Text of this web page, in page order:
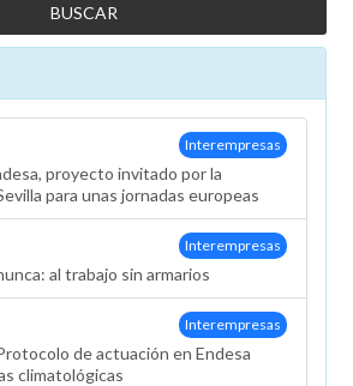
Interempresas
proyecto invitado por la
para unas jornadas europeas
Interempresas
al trabajo sin armarios
Interempresas
de actuación en Endesa
climatológicas